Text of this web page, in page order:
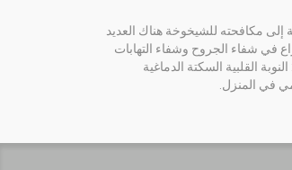
مكافحته للشيخوخة هناك العديد
في شفاء الجروح وشفاء التهابات
القلبية السكتة الدماغية
في المنزل.